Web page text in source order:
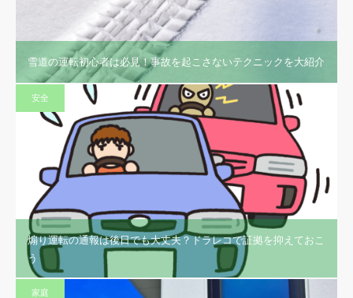
雪道の運転初心者は必見！事故を起こさないテクニックを大紹介
安全
煽り運転の通報は後日でも大丈夫？ドラレコで証拠を抑えておこ
う
家庭